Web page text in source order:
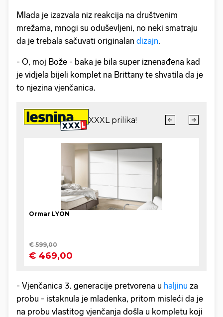
Mlada je izazvala niz reakcija na društvenim
mrežama, mnogi su oduševljeni, no neki smatraju
da je trebala sačuvati originalan dizajn.
- O, moj Bože - baka je bila super iznenađena kad
je vidjela bijeli komplet na Brittany te shvatila da je
to njezina vjenčanica.
- Vjenčanica 3. generacije pretvorena u haljinu za
probu - istaknula je mladenka, pritom misleći da je
na probu vlastitog vjenčanja došla u kompletu koji